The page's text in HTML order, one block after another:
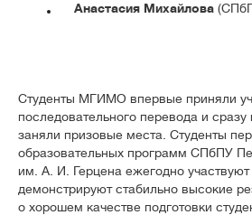
Анастасия Михайлова
Студенты МГИМО впервые приняли
последовательного перевода и
заняли призовые места. Студенты
образовательных программ СПбПУ
им. А. И. Герцена ежегодно участвуют
демонстрируют стабильно высокие
о хорошем качестве подготовки